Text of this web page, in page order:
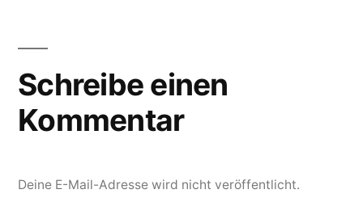
Schreibe einen
Kommentar
Deine E-Mail-Adresse wird nicht veröffentlicht.